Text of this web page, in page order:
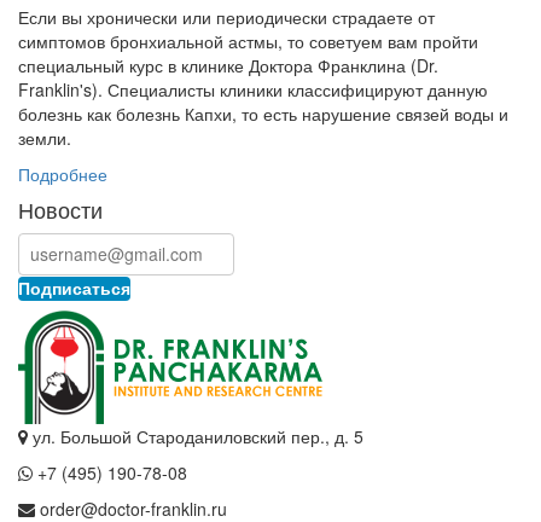
Если вы хронически или периодически страдаете от
симптомов бронхиальной астмы, то советуем вам пройти
специальный курс в клинике Доктора Франклина (Dr.
Franklin's). Специалисты клиники классифицируют данную
болезнь как болезнь Капхи, то есть нарушение связей воды и
земли.
Подробнее
Новости
Подписаться
ул. Большой Староданиловский пер., д. 5
+7 (495) 190-78-08
order@doctor-franklin.ru